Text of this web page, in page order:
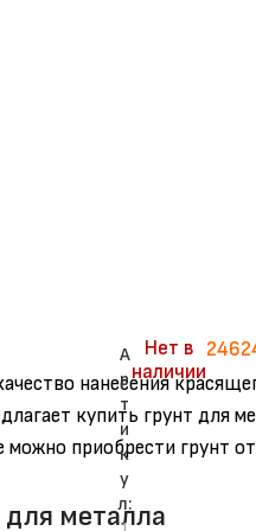
А
р
т
и
к
у
л:
Нет в
наличии
нанесения
купить грунт для
приобрести грунт
металла